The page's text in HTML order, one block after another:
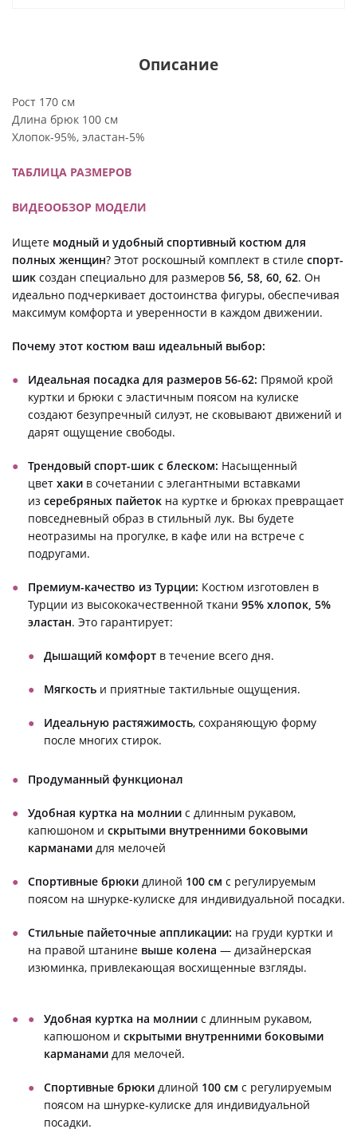
Описание
Рост 170 см
Длина брюк 100 см
Хлопок-95%, эластан-5%
ТАБЛИЦА РАЗМЕРОВ
ВИДЕООБЗОР МОДЕЛИ
Ищете модный и удобный спортивный костюм для
полных женщин? Этот роскошный комплект в стиле спорт-
шик создан специально для размеров 56, 58, 60, 62. Он
идеально подчеркивает достоинства фигуры, обеспечивая
максимум комфорта и уверенности в каждом движении.
Почему этот костюм ваш идеальный выбор:
Идеальная посадка для размеров 56-62: Прямой крой
куртки и брюки с эластичным поясом на кулиске
создают безупречный силуэт, не сковывают движений и
дарят ощущение свободы.
Трендовый спорт-шик с блеском: Насыщенный
цвет хаки в сочетании с элегантными вставками
из серебряных пайеток на куртке и брюках превращает
повседневный образ в стильный лук. Вы будете
неотразимы на прогулке, в кафе или на встрече с
подругами.
Премиум-качество из Турции: Костюм изготовлен в
Турции из высококачественной ткани 95% хлопок, 5%
эластан. Это гарантирует:
Дышащий комфорт в течение всего дня.
Мягкость и приятные тактильные ощущения.
Идеальную растяжимость, сохраняющую форму
после многих стирок.
Продуманный функционал
Удобная куртка на молнии с длинным рукавом,
капюшоном и скрытыми внутренними боковыми
карманами для мелочей
Спортивные брюки длиной 100 см с регулируемым
поясом на шнурке-кулиске для индивидуальной посадки.
Стильные пайеточные аппликации: на груди куртки и
на правой штанине выше колена — дизайнерская
изюминка, привлекающая восхищенные взгляды.
Удобная куртка на молнии с длинным рукавом,
капюшоном и скрытыми внутренними боковыми
карманами для мелочей.
Спортивные брюки длиной 100 см с регулируемым
поясом на шнурке-кулиске для индивидуальной
посадки.